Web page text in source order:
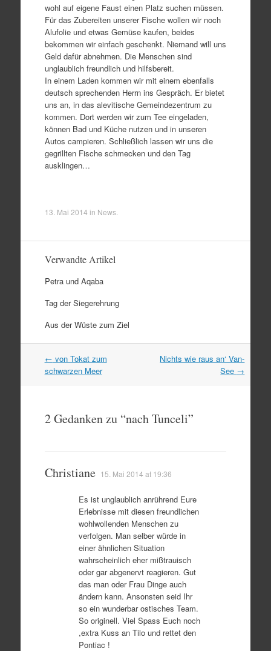
wohl auf eigene Faust einen Platz suchen müssen.
Für das Zubereiten unserer Fische wollen wir noch
Alufolie und etwas Gemüse kaufen, beides
bekommen wir einfach geschenkt. Niemand will uns
Geld dafür abnehmen. Die Menschen sind
unglaublich freundlich und hilfsbereit.
In einem Laden kommen wir mit einem ebenfalls
deutsch sprechenden Herrn ins Gespräch. Er bietet
uns an, in das alevitische Gemeindezentrum zu
kommen. Dort werden wir zum Tee eingeladen,
können Bad und Küche nutzen und in unseren
Autos campieren. Schließlich lassen wir uns die
gegrillten Fische schmecken und den Tag
ausklingen…
13. Mai 2014 in News.
Verwandte Artikel
Petra und Aqaba
Tag der Siegerehrung
Aus der Wüste zum Ziel
Artikel
Navigation
← von Tokat zum
schwarzen Meer
Nichts wie raus an‘ Van-
See →
2 Gedanken zu “nach Tunceli”
Christiane 15. Mai 2014 at 19:36
Es ist unglaublich anrührend Eure
Erlebnisse mit diesen freundlichen
wohlwollenden Menschen zu
verfolgen. Man selber würde in
einer ähnlichen Situation
wahrscheinlich eher mißtrauisch
oder gar abgenervt reagieren. Gut
das man oder Frau Dinge auch
ändern kann. Ansonsten seid Ihr
so ein wunderbar ostisches Team.
So originell. Viel Spass Euch noch
,extra Kuss an Tilo und rettet den
Pontiac !